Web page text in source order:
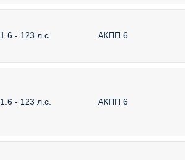
1.6 - 123 л.с. АКПП 6
1.6 - 123 л.с. АКПП 6